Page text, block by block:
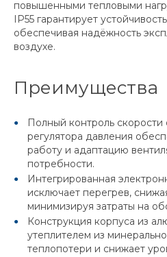
повышенными тепловыми
IP55 гарантирует
обеспечивая надёжность
воздухе.
Преимущества
Полный контроль
регулятора давления
работу и адаптацию
потребности.
Интегрированная
исключает перегрев,
минимизируя затраты на
Конструкция корпуса из
утеплителем из
теплопотери и снижает